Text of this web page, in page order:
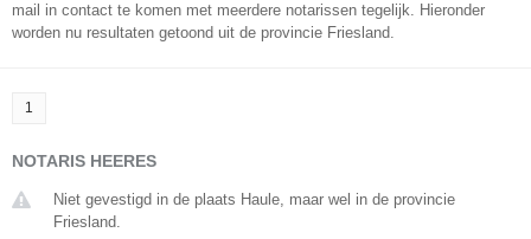
mail in contact te komen met meerdere notarissen tegelijk. Hieronder
worden nu resultaten getoond uit de provincie Friesland.
1
NOTARIS HEERES
Niet gevestigd in de plaats Haule, maar wel in de provincie
Friesland.